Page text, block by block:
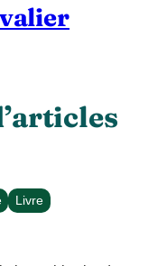
Livre